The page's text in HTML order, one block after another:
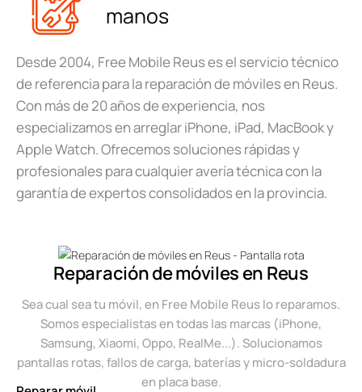
manos
Desde 2004, Free Mobile Reus es el servicio técnico
de referencia para la reparación de móviles en Reus.
Con más de 20 años de experiencia, nos
especializamos en arreglar iPhone, iPad, MacBook y
Apple Watch. Ofrecemos soluciones rápidas y
profesionales para cualquier avería técnica con la
garantía de expertos consolidados en la provincia.
Reparación de móviles en Reus
Sea cual sea tu móvil, en Free Mobile Reus lo reparamos.
Somos especialistas en todas las marcas (iPhone,
Samsung, Xiaomi, Oppo, RealMe...). Solucionamos
pantallas rotas, fallos de carga, baterías y micro-soldadura
en placa base.